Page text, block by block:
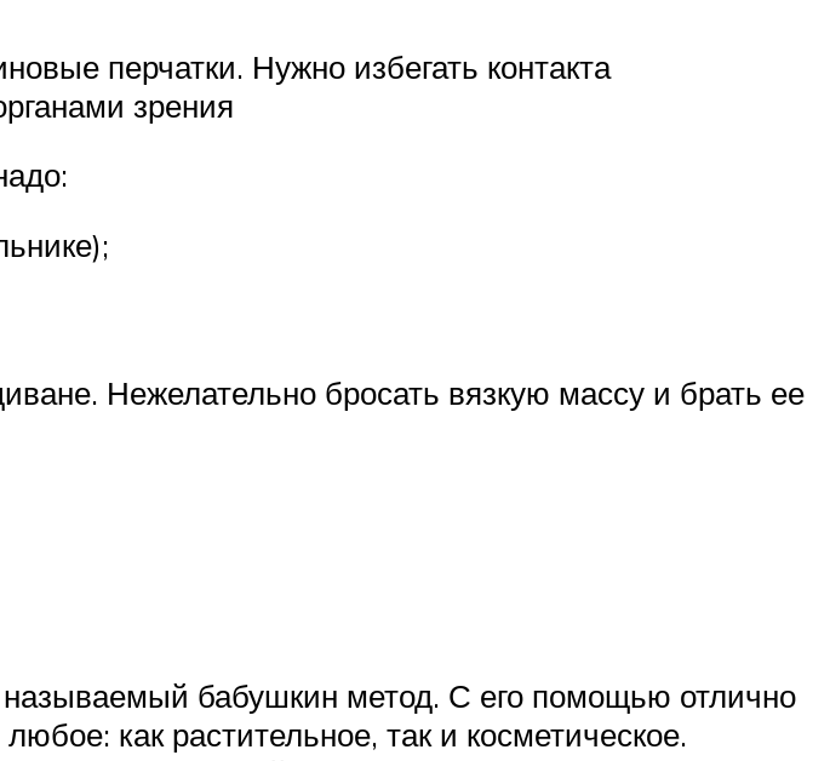
перчатки. Нужно избегать контакта
зрения
Нежелательно бросать вязкую массу и брать ее
бабушкин метод. С его помощью отлично
как растительное, так и косметическое.